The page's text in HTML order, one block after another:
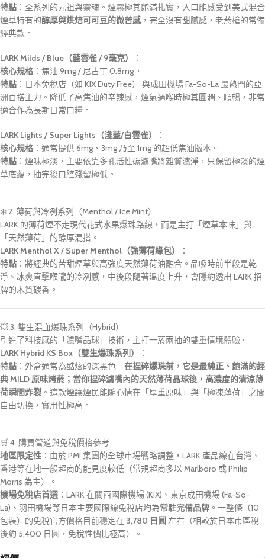
特點 ：全系列的元祖與靈魂。煙霧極其飽滿扎實，入口能感受到美式混合
煙草特有的醇厚與烘焙可可豆的微苦感 ，完全沒有甜膩感，老菸槍的常備
經典款。
LARK Milds / Blue（藍雲雀 / 9毫克）
：
核心規格 ：焦油 9mg / 尼古丁 0.8mg。
特點 ： 日本免稅店（如 KIX Duty Free） 與成田機場 Fa-So-La最熱門的亞
洲百搭主力。降低了高焦油的辛辣感，煙氣過喉時極其圓潤、順暢，非常
適合作為長期日常口糧。
LARK Lights / Super Lights（淺藍/白雲雀）
：
核心規格 ：通常提供 6mg、3mg 乃至 1mg 的超低焦油版本。
特點 ：煙味極淡，主要依靠多孔活性碳濾嘴將雜質濾淨，只保留極淡的煙
草底蘊，抽完後口腔殘留極低。
❄️ 2. 薄荷與冷冽系列（Menthol / Ice Mint）
LARK 的薄荷煙不走現代花式水果爆珠路線，而是主打「煙草本味」與
「天然薄荷」的醇厚混搭。
LARK Menthol X / Super Menthol（強薄荷綠包）
：
特點 ：將經典的苦甜煙草與高強度天然薄荷油融合。品吸時前半段是乾
淨、冰爽直擊喉嚨的冷冽感，中後段隨著溫度上升，會隱約透出 LARK 招
牌的木質碳香。
💥 3. 雙生混血爆珠系列（Hybrid）
引進了科技感的「濾嘴晶球」技術，主打一菸兩抽的雙重情境體驗。
LARK Hybrid KS Box （雙生爆珠系列）
：
特點 ：外盒通常為酷炫的深黑色。 在捏碎爆珠前，它是最純正、飽滿的經
典 MILD 原味烤菸；當你捏碎濾嘴內的天然薄荷晶球後，高濃度的清涼薄
荷瞬間炸裂 。這款煙讓煙民能隨心情在「厚重原味」與「極凍薄荷」之間
自由切換，實用性極高。
🛒 4. 購買管道與免稅價格參考
地區限定性 ：由於 PMI 集團的全球市場戰略調整，LARK 產品線在台灣、
香港等在地一般超商的能見度較低（常規超商多以 Marlboro 或 Philip
Morris 為主）。
機場免稅店首選 ：LARK 在關西國際機場 (KIX) 、 東京成田機場 (Fa-So-
La) 、羽田機場等日本主要國際線免稅店均為常駐完備品牌 。一整條（10
包裝）的免稅官方價格目前穩定在 3,780 日圓 左右（相較於日本市區稅
後約 5,400 日圓，免稅性價比極高）。